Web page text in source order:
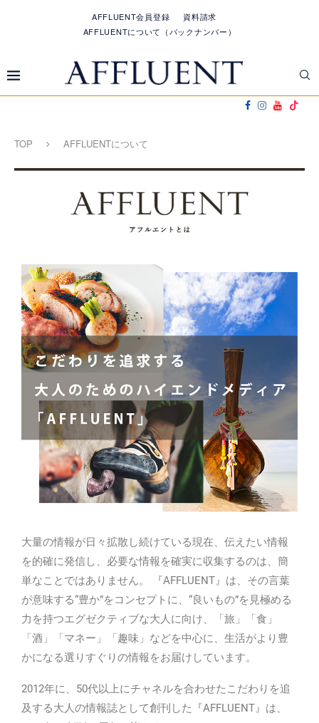
AFFLUENT会員登録
資料請求
AFFLUENTについて（バックナンバー）
TOP AFFLUENTについて
大量の情報が日々拡散し続けている現在、伝えたい情報
を的確に発信し、必要な情報を確実に収集するのは、簡
単なことではありません。 『AFFLUENT』は、その言葉
が意味する“豊か”をコンセプトに、“良いもの”を見極める
力を持つエグゼクティブな大人に向け、「旅」「食」
「酒」「マネー」「趣味」などを中心に、生活がより豊
かになる選りすぐりの情報をお届けしています。
2012年に、50代以上にチャネルを合わせたこだわりを追
及する大人の情報誌として創刊した『AFFLUENT』は、